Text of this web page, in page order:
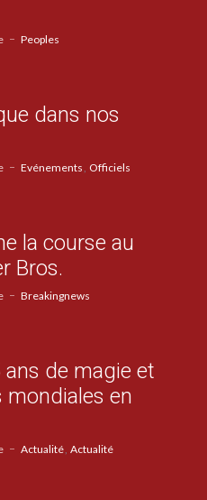
Peoples
dans nos
Evénements Officiels
la course au
Bros.
Breakingnews
ans de magie et
mondiales en
Actualité Actualité